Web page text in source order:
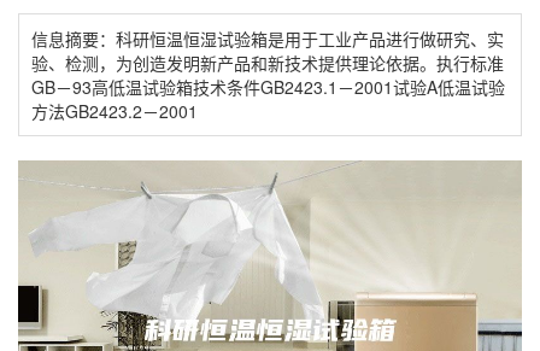
信息摘要：科研恒温恒湿试验箱是用于工业产品进行做研究、实
验、检测，为创造发明新产品和新技术提供理论依据。执行标准
GB－93高低温试验箱技术条件GB2423.1－2001试验A低温试验
方法GB2423.2－2001